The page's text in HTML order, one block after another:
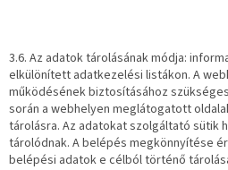
3.6. Az adatok tárolásának módja:
elkülönített adatkezelési listákon. A
működésének biztosításához
során a webhelyen meglátogatott
tárolásra. Az adatokat szolgáltató sütik
tárolódnak. A belépés megkönnyítése
belépési adatok e célból történő